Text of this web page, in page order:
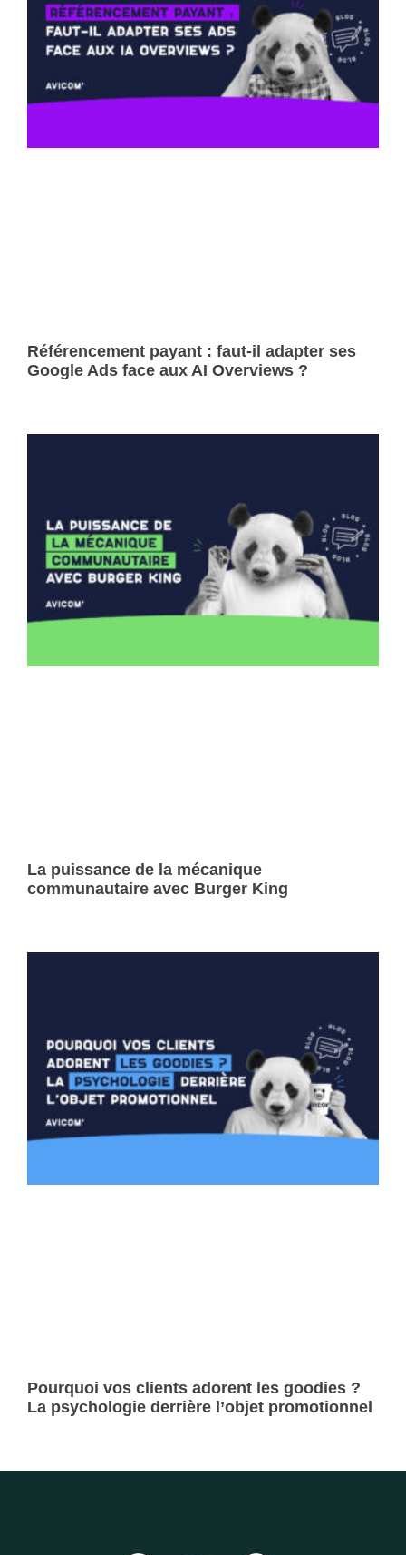
Référencement payant : faut-il adapter ses
Google Ads face aux AI Overviews ?
La puissance de la mécanique
communautaire avec Burger King
Pourquoi vos clients adorent les goodies ?
La psychologie derrière l’objet promotionnel